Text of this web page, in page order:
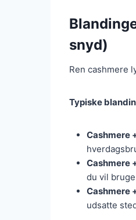
snyd)
Ren cashmere
Typiske
Cashmere
Cashmere
du vil
Cashmere
udsatte